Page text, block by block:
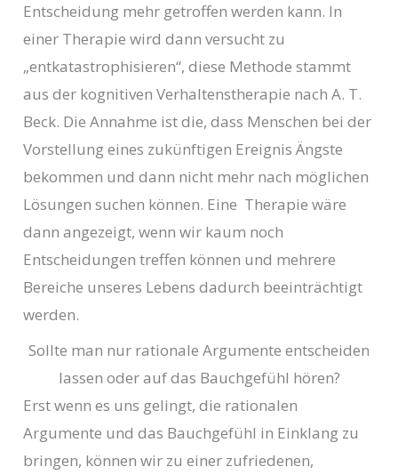
Entscheidung mehr getroffen werden kann. In
einer Therapie wird dann versucht zu
„entkatastrophisieren“, diese Methode stammt
aus der kognitiven Verhaltenstherapie nach A. T.
Beck. Die Annahme ist die, dass Menschen bei der
Vorstellung eines zukünftigen Ereignis Ängste
bekommen und dann nicht mehr nach möglichen
Lösungen suchen können. Eine Therapie wäre
dann angezeigt, wenn wir kaum noch
Entscheidungen treffen können und mehrere
Bereiche unseres Lebens dadurch beeinträchtigt
werden.
Sollte man nur rationale Argumente entscheiden
lassen oder auf das Bauchgefühl hören?
Erst wenn es uns gelingt, die rationalen
Argumente und das Bauchgefühl in Einklang zu
bringen, können wir zu einer zufriedenen,